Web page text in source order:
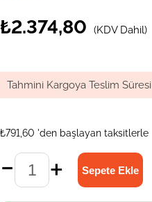
₺2.374,80 (KDV Dahil)
Tahmini Kargoya Teslim Süresi
₺791,60 'den başlayan taksitlerle